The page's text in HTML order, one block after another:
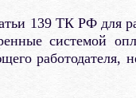
139 ТК РФ для
системой
работодателя,